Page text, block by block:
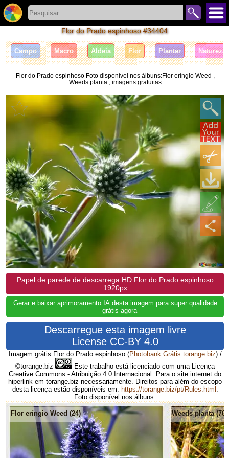
Flor do Prado espinhoso #34404
Campo Macro Aldeia Flor Plantar Natureza
Flor do Prado espinhoso Foto disponível nos álbuns:Flor eríngio Weed ,
Weeds planta , imagens gratuitas
Papel de parede de descarrega HD Flor do Prado espinhoso
1920px
Gerar e baixar aprimoramento IA desta imagem para super qualidade
— grátis agora
Descarregue esta imagem livre
License CC-BY 4.0
Imagem grátis Flor do Prado espinhoso (Photobank Grátis torange.biz) /
©torange.biz
Este trabalho está licenciado com uma Licença
Creative Commons - Atribuição 4.0 Internacional. Para o site internet do
hiperlink em torange.biz necessariamente. Direitos para além do escopo
desta licença estão disponíveis em: https://torange.biz/pt/Rules.html
Foto disponível nos álbuns:
Flor eríngio Weed (24) Weeds planta (70)